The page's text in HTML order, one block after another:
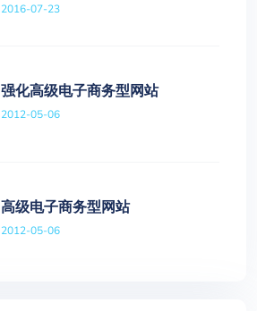
2016-07-23
强化高级电子商务型网站
2012-05-06
高级电子商务型网站
2012-05-06